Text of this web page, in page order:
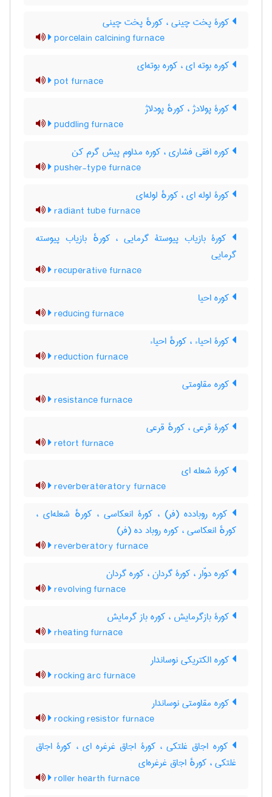
کورۀ پخت چینی ، کورهٔ پخت چینی
porcelain calcining furnace
کوره بوته ای ، کوره بوته‌ای
pot furnace
کورۀ پولادژ ، کورهٔ پودلاژ
puddling furnace
کوره افقی فشاری ، کوره مداوم پیش گرم کن
pusher-type furnace
کورۀ لوله ای ، کورهٔ لوله‌ای
radiant tube furnace
کورۀ بازیاب پیوستۀ گرمایی ، کورهٔ بازیاب پیوسته
گرمایی
recuperative furnace
کوره احیا
reducing furnace
کورۀ احیاء ، کورهٔ احیاء
reduction furnace
کوره مقاومتی
resistance furnace
کورۀ قرعی ، کورهٔ قرعی
retort furnace
کورۀ شعله ای
reverberateratory furnace
کوره روبادده (فر) ، کورۀ انعکاسی ، کورهٔ شعله‌ای ،
کورهٔ انعکاسی ، کوره روباد ده (فر)
reverberatory furnace
کوره دوّار ، کورۀ گردان ، کوره گردان
revolving furnace
کورۀ بازگرمایش ، کوره باز گرمایش
rheating furnace
کوره الکتریکی نوساندار
rocking arc furnace
کوره مقاومتی نوساندار
rocking resistor furnace
کوره اجاق غلتکی ، کورۀ اجاق غرغره ای ، کورۀ اجاق
غلتکی ، کورهٔ اجاق غرغره‌ای
roller hearth furnace